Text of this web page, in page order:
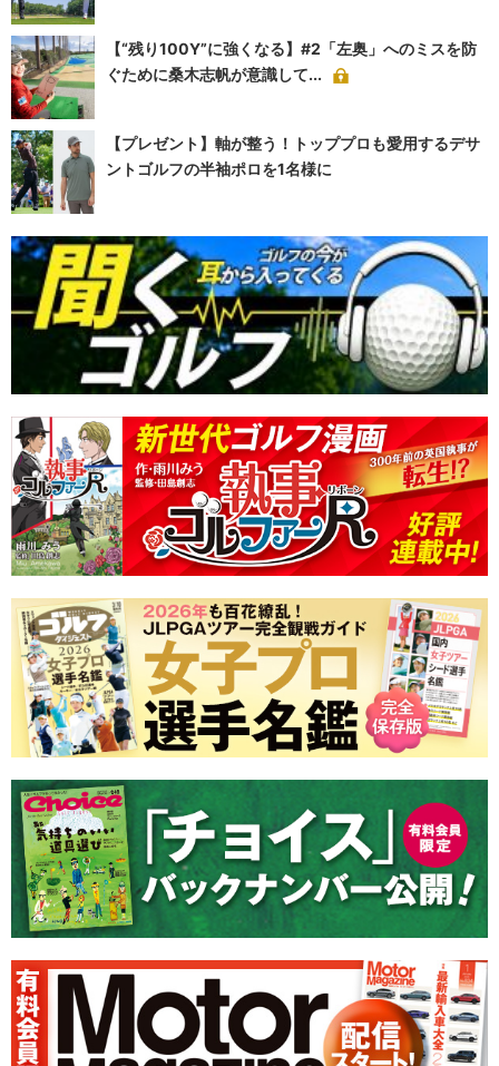
【“残り100Y”に強くなる】#2「左奥」へのミスを防
ぐために桑木志帆が意識して...
【プレゼント】軸が整う！トッププロも愛用するデサ
ントゴルフの半袖ポロを1名様に